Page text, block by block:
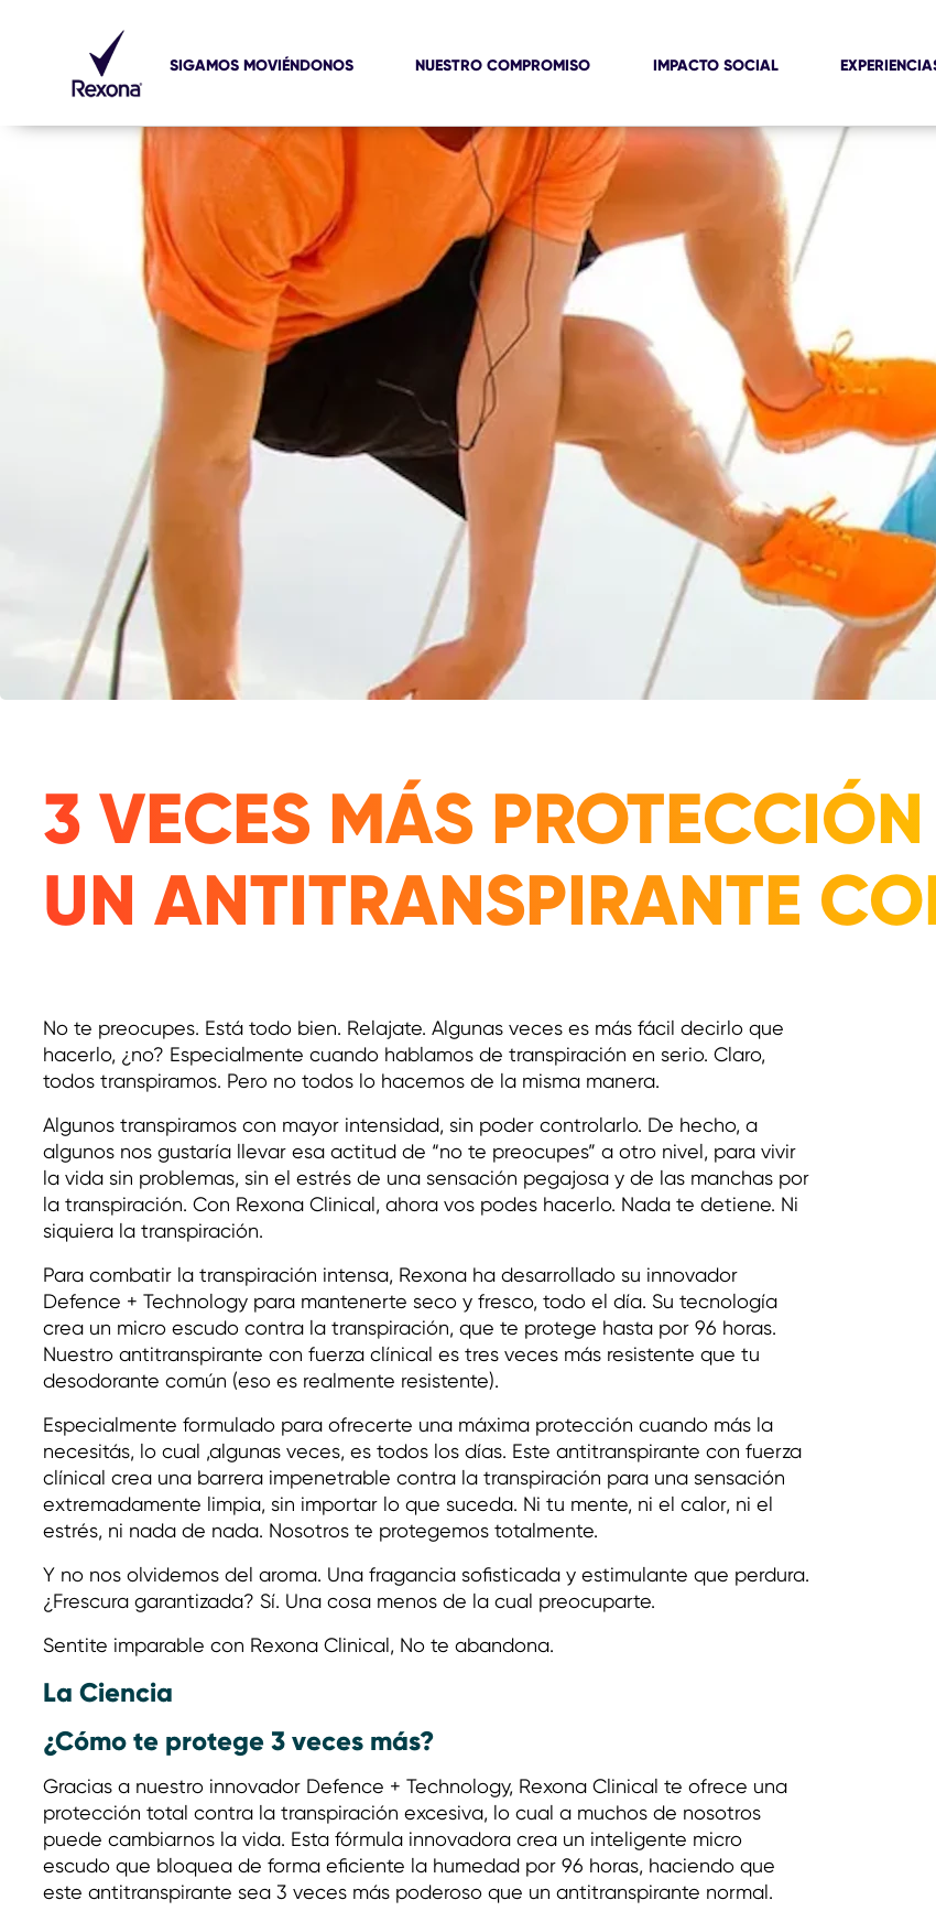
SIGAMOS MOVIÉNDONOS NUESTRO COMPROMISO IMPACTO SOCIAL
3 VECES MÁS
UN ANTITRANSPIRANTE
No te preocupes. Está todo bien. Relajate. Algunas veces es más fácil decirlo que
hacerlo, ¿no? Especialmente cuando hablamos de transpiración en serio. Claro,
todos transpiramos. Pero no todos lo hacemos de la misma manera.
Algunos transpiramos con mayor intensidad, sin poder controlarlo. De hecho, a
algunos nos gustaría llevar esa actitud de “no te preocupes” a otro nivel, para vivir
la vida sin problemas, sin el estrés de una sensación pegajosa y de las manchas por
la transpiración. Con Rexona Clinical, ahora vos podes hacerlo. Nada te detiene. Ni
siquiera la transpiración.
Para combatir la transpiración intensa, Rexona ha desarrollado su innovador
Defence + Technology para mantenerte seco y fresco, todo el día. Su tecnología
crea un micro escudo contra la transpiración, que te protege hasta por 96 horas.
Nuestro antitranspirante con fuerza clínical es tres veces más resistente que tu
desodorante común (eso es realmente resistente).
Especialmente formulado para ofrecerte una máxima protección cuando más la
necesitás, lo cual ,algunas veces, es todos los días. Este antitranspirante con fuerza
clínical crea una barrera impenetrable contra la transpiración para una sensación
extremadamente limpia, sin importar lo que suceda. Ni tu mente, ni el calor, ni el
estrés, ni nada de nada. Nosotros te protegemos totalmente.
Y no nos olvidemos del aroma. Una fragancia sofisticada y estimulante que perdura.
¿Frescura garantizada? Sí. Una cosa menos de la cual preocuparte.
Sentite imparable con Rexona Clinical, No te abandona.
La Ciencia
¿Cómo te protege 3 veces más?
Gracias a nuestro innovador Defence + Technology, Rexona Clinical te ofrece una
protección total contra la transpiración excesiva, lo cual a muchos de nosotros
puede cambiarnos la vida. Esta fórmula innovadora crea un inteligente micro
escudo que bloquea de forma eficiente la humedad por 96 horas, haciendo que
este antitranspirante sea 3 veces más poderoso que un antitranspirante normal.